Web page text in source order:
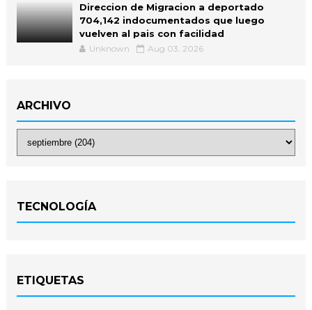
Direccion de Migracion a deportado
704,142 indocumentados que luego
vuelven al pais con facilidad
Unknown Aug 03, 2026
ARCHIVO
TECNOLOGÍA
ETIQUETAS